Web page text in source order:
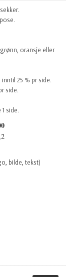
oransje eller
25 % pr side.
side.
side.
bilde, tekst)